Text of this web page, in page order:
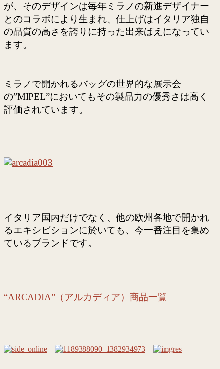
が、そのデザインは毎年ミラノの新進デザイナー
とのコラボにより生まれ、仕上げはイタリア独自
の品質の高さを誇りに持った出来ばえになってい
ます。
ミラノで開かれるバッグの世界的な展示会
の”MIPEL”においてもその製品力の優秀さは高く
評価されています。
イタリア国内だけでなく、他の欧州各地で開かれ
るエキシビションに於いても、今一番注目を集め
ているブランドです。
“ARCADIA”（アルカディア）商品一覧